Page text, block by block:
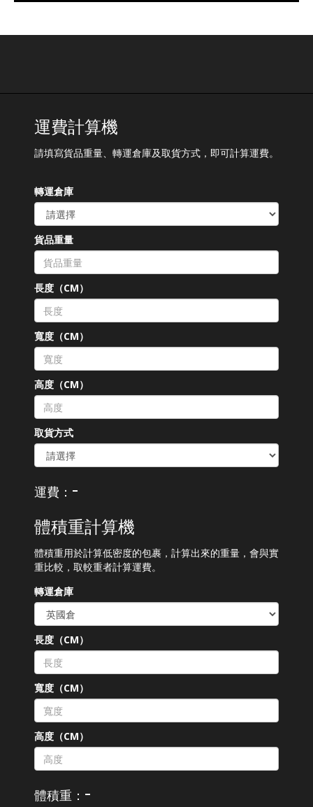
運費計算機
請填寫貨品重量、轉運倉庫及取貨方式，即可計算運費。
轉運倉庫
貨品重量
長度（CM）
寬度（CM）
高度（CM）
取貨方式
運費： -
體積重計算機
體積重用於計算低密度的包裹，計算出來的重量，會與實
重比較，取較重者計算運費。
轉運倉庫
長度（CM）
寬度（CM）
高度（CM）
體積重： -